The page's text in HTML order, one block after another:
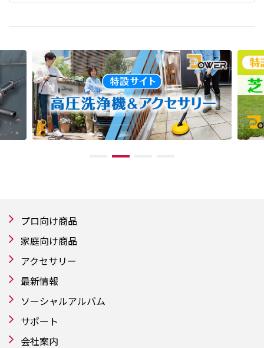
プロ向け商品
家庭向け商品
アクセサリー
最新情報
ソーシャルアルバム
サポート
会社案内